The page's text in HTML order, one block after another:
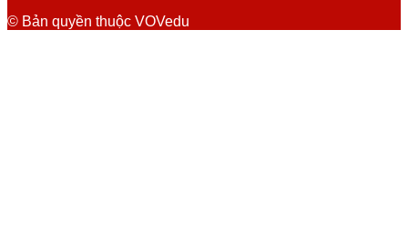
© Bản quyền thuộc VOVedu